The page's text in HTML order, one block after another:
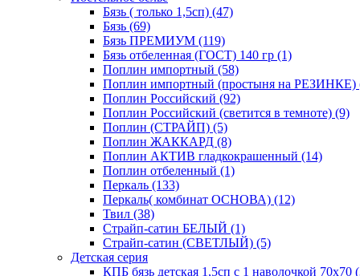
Бязь ( только 1,5сп) (47)
Бязь (69)
Бязь ПРЕМИУМ (119)
Бязь отбеленная (ГОСТ) 140 гр (1)
Поплин импортный (58)
Поплин импортный (простыня на РЕЗИНКЕ)
Поплин Российский (92)
Поплин Российский (светится в темноте) (9)
Поплин (СТРАЙП) (5)
Поплин ЖАККАРД (8)
Поплин АКТИВ гладкокрашенный (14)
Поплин отбеленный (1)
Перкаль (133)
Перкаль( комбинат ОСНОВА) (12)
Твил (38)
Страйп-сатин БЕЛЫЙ (1)
Страйп-сатин (СВЕТЛЫЙ) (5)
Детская серия
КПБ бязь детская 1,5сп с 1 наволочкой 70х70